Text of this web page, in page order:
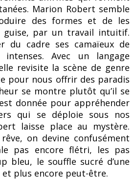
Marion Robert semble
des formes et de les
guise, par un travail intuitif.
du cadre ses camaïeux de
intenses. Avec un langage
revisite la scène de genre
pour nous offrir des paradis
se montre plutôt qu’il se
donnée pour appréhender
qui se déploie sous nos
laisse place au mystère.
on devine confusément
pas encore flétri, les pas
bleu, le souffle sucré d’une
plus encore peut-être.